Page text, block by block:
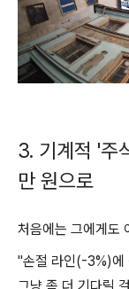
3. 기계적 '주
만 원으로
처음에는 그에게도
"손절 라인(-3%)에